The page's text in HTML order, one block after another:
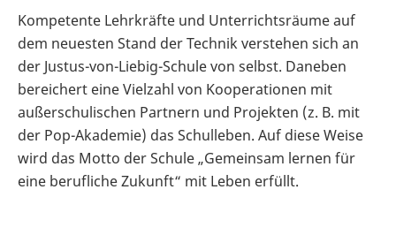
Kompetente Lehrkräfte und Unterrichtsräume auf
dem neuesten Stand der Technik verstehen sich an
der Justus-von-Liebig-Schule von selbst. Daneben
bereichert eine Vielzahl von Kooperationen mit
außerschulischen Partnern und Projekten (z. B. mit
der Pop-Akademie) das Schulleben. Auf diese Weise
wird das Motto der Schule „Gemeinsam lernen für
eine berufliche Zukunft“ mit Leben erfüllt.